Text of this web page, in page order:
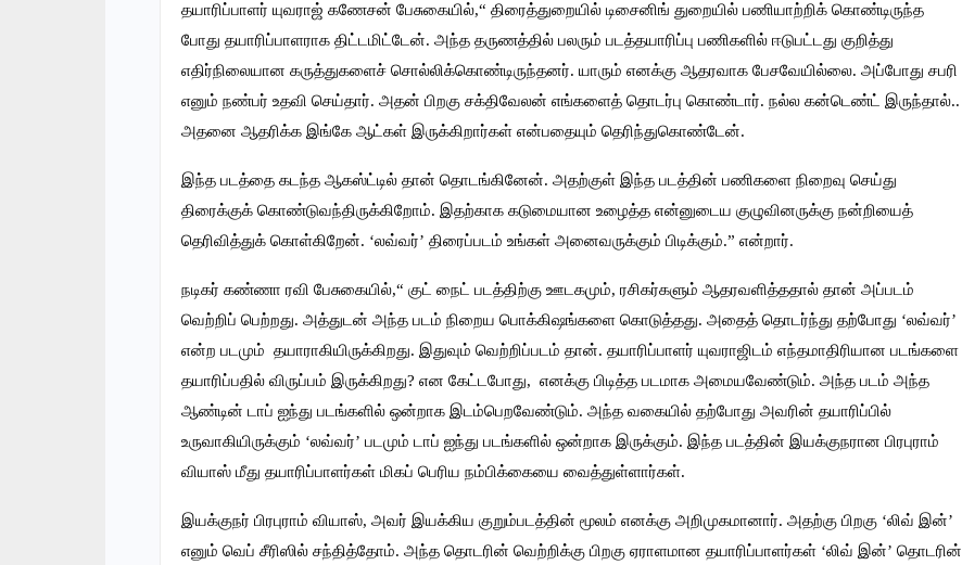
தயாரிப்பாளர் யுவராஜ் கணேசன் பேசுகையில்,“ திரைத்துறையில் டிசைனிங் துறையில் பணியாற்றிக் கொண்டிருந்த
போது தயாரிப்பாளராக திட்டமிட்டேன். அந்த தருணத்தில் பலரும் படத்தயாரிப்பு பணிகளில் ஈடுபட்டது குறித்து
எதிர்நிலையான கருத்துகளைச் சொல்லிக்கொண்டிருந்தனர். யாரும் எனக்கு ஆதரவாக பேசவேயில்லை. அப்போது சபரி
எனும் நண்பர் உதவி செய்தார். அதன் பிறகு சக்திவேலன் எங்களைத் தொடர்பு கொண்டார். நல்ல கன்டெண்ட் இருந்தால்..
அதனை ஆதரிக்க இங்கே ஆட்கள் இருக்கிறார்கள் என்பதையும் தெரிந்துகொண்டேன்.
இந்த படத்தை கடந்த ஆகஸ்ட்டில் தான் தொடங்கினேன். அதற்குள் இந்த படத்தின் பணிகளை நிறைவு செய்து
திரைக்குக் கொண்டுவந்திருக்கிறோம். இதற்காக கடுமையான உழைத்த என்னுடைய குழுவினருக்கு நன்றியைத்
தெரிவித்துக் கொள்கிறேன். ‘லவ்வர்’ திரைப்படம் உங்கள் அனைவருக்கும் பிடிக்கும்.” என்றார்.
நடிகர் கண்ணா ரவி பேசுகையில்,“ குட் நைட் படத்திற்கு ஊடகமும், ரசிகர்களும் ஆதரவளித்ததால் தான் அப்படம்
வெற்றிப் பெற்றது. அத்துடன் அந்த படம் நிறைய பொக்கிஷங்களை கொடுத்தது. அதைத் தொடர்ந்து தற்போது ‘லவ்வர்’
என்ற படமும் தயாராகியிருக்கிறது. இதுவும் வெற்றிப்படம் தான். தயாரிப்பாளர் யுவராஜிடம் எந்தமாதிரியான படங்களை
தயாரிப்பதில் விருப்பம் இருக்கிறது? என கேட்டபோது, எனக்கு பிடித்த படமாக அமையவேண்டும். அந்த படம் அந்த
ஆண்டின் டாப் ஐந்து படங்களில் ஒன்றாக இடம்பெறவேண்டும். அந்த வகையில் தற்போது அவரின் தயாரிப்பில்
உருவாகியிருக்கும் ‘லவ்வர்’ படமும் டாப் ஐந்து படங்களில் ஒன்றாக இருக்கும். இந்த படத்தின் இயக்குநரான பிரபுராம்
வியாஸ் மீது தயாரிப்பாளர்கள் மிகப் பெரிய நம்பிக்கையை வைத்துள்ளார்கள்.
இயக்குநர் பிரபுராம் வியாஸ், அவர் இயக்கிய குறும்படத்தின் மூலம் எனக்கு அறிமுகமானார். அதற்கு பிறகு ‘லிவ் இன்’
எனும் வெப் சீரிஸில் சந்தித்தோம். அந்த தொடரின் வெற்றிக்கு பிறகு ஏராளமான தயாரிப்பாளர்கள் ‘லிவ் இன்’ தொடரின்